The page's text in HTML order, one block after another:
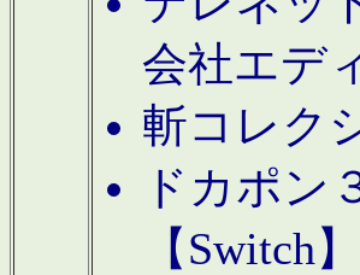
会社エデ
斬コレク
ドカポン
【Switch